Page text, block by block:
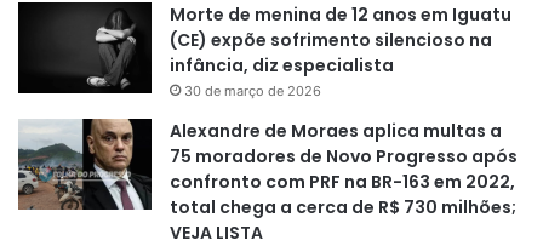
Morte de menina de 12 anos em Iguatu
(CE) expõe sofrimento silencioso na
infância, diz especialista
30 de março de 2026
Alexandre de Moraes aplica multas a
75 moradores de Novo Progresso após
confronto com PRF na BR-163 em 2022,
total chega a cerca de R$ 730 milhões;
VEJA LISTA